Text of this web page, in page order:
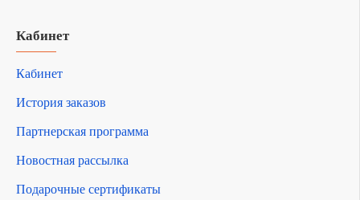
Кабинет
Кабинет
История заказов
Партнерская программа
Новостная рассылка
Подарочные сертификаты